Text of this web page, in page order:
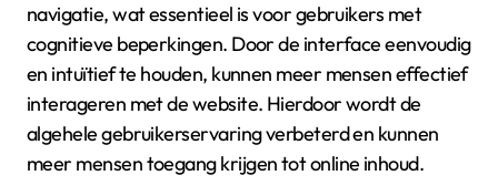
navigatie, wat essentieel is voor gebruikers met
cognitieve beperkingen. Door de interface eenvoudig
en intuïtief te houden, kunnen meer mensen effectief
interageren met de website. Hierdoor wordt de
algehele gebruikerservaring verbeterd en kunnen
meer mensen toegang krijgen tot online inhoud.